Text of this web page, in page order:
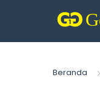
Beranda